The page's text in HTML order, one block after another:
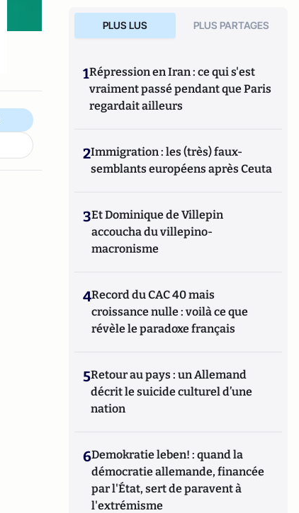
PLUS LUS PLUS PARTAGES
1Répression en Iran : ce qui s'est
vraiment passé pendant que Paris
regardait ailleurs
2Immigration : les (très) faux-
semblants européens après Ceuta
3Et Dominique de Villepin
accoucha du villepino-
macronisme
4Record du CAC 40 mais
croissance nulle : voilà ce que
révèle le paradoxe français
5Retour au pays : un Allemand
décrit le suicide culturel d’une
nation
6Demokratie leben! : quand la
démocratie allemande, financée
par l'État, sert de paravent à
l'extrémisme